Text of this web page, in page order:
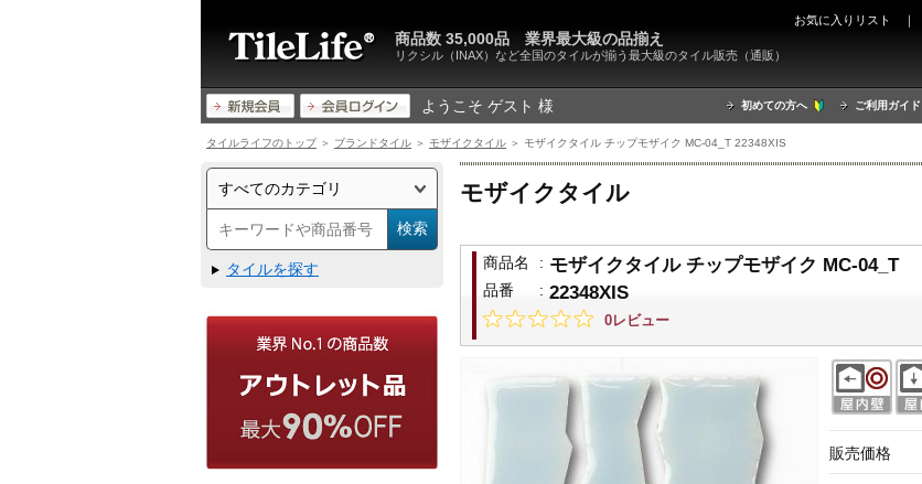
リクシル（INAX）など全国のタイルが揃う最大級のタイル販売（通販）
商品数 35,000品 業界最大級の品揃え
ようこそ ゲスト 様 初めての方へ ご利用ガイド
お気に入りリスト ｜
タイルライフのトップ＞ ブランドタイル ＞ モザイクタイル ＞ モザイクタイル チップモザイク MC-04_T 22348XIS
タイルを探す
モザイクタイル
商品名 : モザイクタイル チップモザイク MC-04_T
品番 : 22348XIS
0レビュー
販売価格